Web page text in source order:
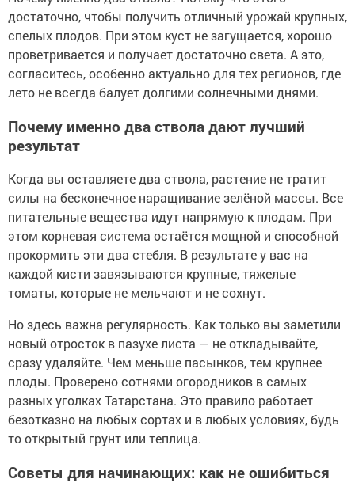
достаточно, чтобы получить отличный урожай крупных,
спелых плодов. При этом куст не загущается, хорошо
проветривается и получает достаточно света. А это,
согласитесь, особенно актуально для тех регионов, где
лето не всегда балует долгими солнечными днями.
Почему именно два ствола дают лучший
результат
Когда вы оставляете два ствола, растение не тратит
силы на бесконечное наращивание зелёной массы. Все
питательные вещества идут напрямую к плодам. При
этом корневая система остаётся мощной и способной
прокормить эти два стебля. В результате у вас на
каждой кисти завязываются крупные, тяжелые
томаты, которые не мельчают и не сохнут.
Но здесь важна регулярность. Как только вы заметили
новый отросток в пазухе листа — не откладывайте,
сразу удаляйте. Чем меньше пасынков, тем крупнее
плоды. Проверено сотнями огородников в самых
разных уголках Татарстана. Это правило работает
безотказно на любых сортах и в любых условиях, будь
то открытый грунт или теплица.
Советы для начинающих: как не ошибиться